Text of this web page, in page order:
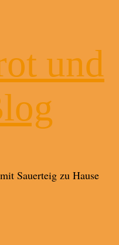
und
Sauerteig zu Hause